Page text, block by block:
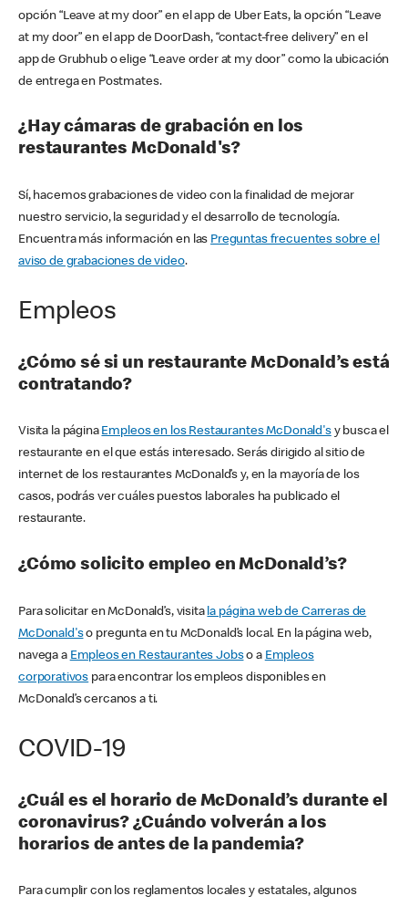
opción “Leave at my door” en el app de Uber Eats, la opción “Leave
at my door” en el app de DoorDash, “contact-free delivery” en el
app de Grubhub o elige “Leave order at my door” como la ubicación
de entrega en Postmates.
¿Hay cámaras de grabación en los
restaurantes McDonald's?
Sí, hacemos grabaciones de video con la finalidad de mejorar
nuestro servicio, la seguridad y el desarrollo de tecnología.
Encuentra más información en las Preguntas frecuentes sobre el
aviso de grabaciones de video.
Empleos
¿Cómo sé si un restaurante McDonald’s está
contratando?
Visita la página Empleos en los Restaurantes McDonald'sy busca el
restaurante en el que estás interesado. Serás dirigido al sitio de
internet de los restaurantes McDonald’s y, en la mayoría de los
casos, podrás ver cuáles puestos laborales ha publicado el
restaurante.
¿Cómo solicito empleo en McDonald’s?
Para solicitar en McDonald’s, visita la página web de Carreras de
McDonald'so pregunta en tu McDonald’s local. En la página web,
navega a Empleos en Restaurantes Jobso a Empleos
corporativos para encontrar los empleos disponibles en
McDonald’s cercanos a ti.
COVID-19
¿Cuál es el horario de McDonald’s durante el
coronavirus? ¿Cuándo volverán a los
horarios de antes de la pandemia?
Para cumplir con los reglamentos locales y estatales, algunos